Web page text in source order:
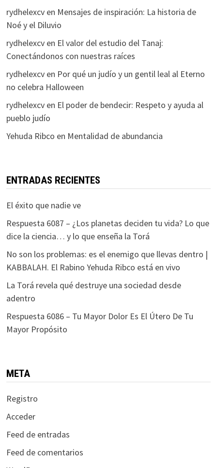
rydhelexcven Mensajes de inspiración: La historia de
Noé y el Diluvio
rydhelexcven El valor del estudio del Tanaj:
Conectándonos con nuestras raíces
rydhelexcven Por qué un judío y un gentil leal al Eterno
no celebra Halloween
rydhelexcven El poder de bendecir: Respeto y ayuda al
pueblo judío
Yehuda Ribco en Mentalidad de abundancia
ENTRADAS RECIENTES
El éxito que nadie ve
Respuesta 6087 – ¿Los planetas deciden tu vida? Lo que
dice la ciencia… y lo que enseña la Torá
No son los problemas: es el enemigo que llevas dentro |
KABBALAH. El Rabino Yehuda Ribco está en vivo
La Torá revela qué destruye una sociedad desde
adentro
Respuesta 6086 – Tu Mayor Dolor Es El Útero De Tu
Mayor Propósito
META
Registro
Acceder
Feed de entradas
Feed de comentarios